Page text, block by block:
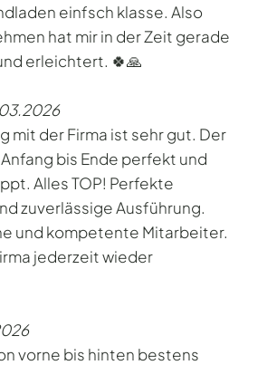
einfsch klasse. Also
hat mir in der Zeit gerade
erleichtert. 🍀🙏
mit der Firma ist sehr gut. Der
bis Ende perfekt und
Alles TOP! Perfekte
zuverlässige Ausführung.
und kompetente Mitarbeiter.
jederzeit wieder
vorne bis hinten bestens